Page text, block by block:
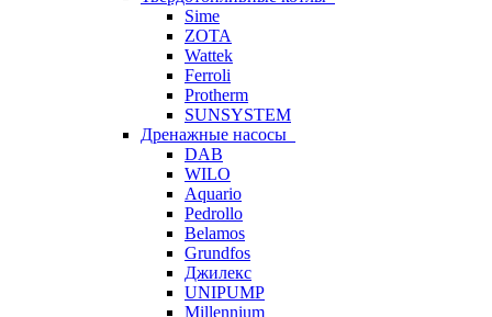
Sime
ZOTA
Wattek
Ferroli
Protherm
SUNSYSTEM
Дренажные насосы
DAB
WILO
Aquario
Pedrollo
Belamos
Grundfos
Джилекс
UNIPUMP
Millennium